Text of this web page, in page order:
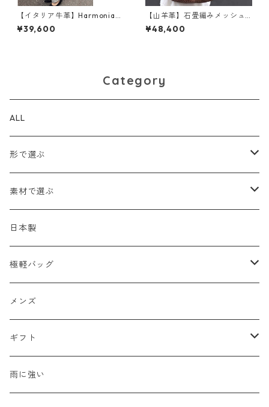
【イタリア牛革】Harmonia
Lサイズ〈4色展開〉 M5092
¥39,600
【山羊革】石畳編みメッシュ
トートバッグ Sサイズ 本革
軽い 柔らかい 高級感 ハ
¥48,400
Category
ALL
形で選ぶ
トートバッグ
ショルダーバッグ
2WAY
リュック
ビジネスバッグ
ハンドバッグ
素材で選ぶ
メッシュ
エナメル
革Ｘ異素材コンビ
牛革
水牛革
日本製
極軽バッグ
メンズ
レディース
メンズ
ギフト
母の日
雨に強い